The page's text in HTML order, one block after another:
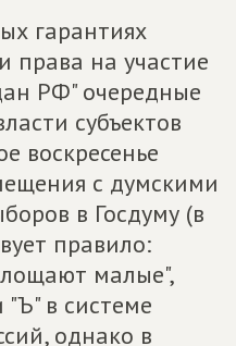
гарантиях
права на участие
РФ" очередные
субъектов
воскресенье
с думскими
в Госдуму (в
правило:
малые",
в системе
однако в